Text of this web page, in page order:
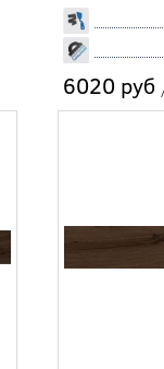
6020 руб